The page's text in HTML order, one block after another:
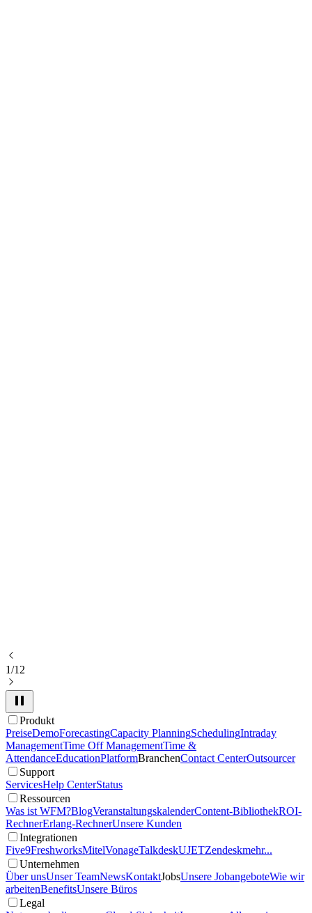
1/12
Produkt
PreiseDemoForecastingCapacity PlanningSchedulingIntraday
ManagementTime Off ManagementTime &
AttendanceEducationPlatformBranchenContact CenterOutsourcer
Support
ServicesHelp CenterStatus
Ressourcen
Was ist WFM?BlogVeranstaltungskalenderContent-BibliothekROI-
RechnerErlang-RechnerUnsere Kunden
Integrationen
Five9FreshworksMitelVonageTalkdeskUJETZendeskmehr...
Unternehmen
Über unsUnser TeamNewsKontaktJobsUnsere JobangeboteWie wir
arbeitenBenefitsUnsere Büros
Legal